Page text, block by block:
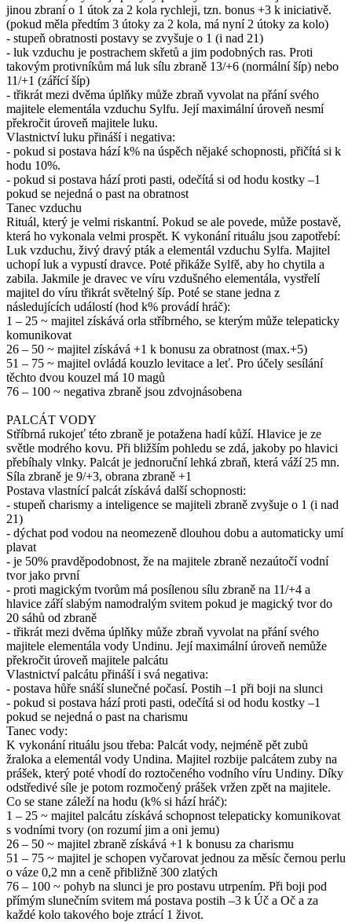
jinou zbraní o 1 útok za 2 kola rychleji, tzn. bonus +3 k iniciativě.
(pokud měla předtím 3 útoky za 2 kola, má nyní 2 útoky za kolo)
- stupeň obratnosti postavy se zvyšuje o 1 (i nad 21)
- luk vzduchu je postrachem skřetů a jim podobných ras. Proti
takovým protivníkům má luk sílu zbraně 13/+6 (normální šíp) nebo
11/+1 (zářící šíp)
- třikrát mezi dvěma úplňky může zbraň vyvolat na přání svého
majitele elementála vzduchu Sylfu. Její maximální úroveň nesmí
překročit úroveň majitele luku.
Vlastnictví luku přináší i negativa:
- pokud si postava hází k% na úspěch nějaké schopnosti, přičítá si k
hodu 10%.
- pokud si postava hází proti pasti, odečítá si od hodu kostky –1
pokud se nejedná o past na obratnost
Tanec vzduchu
Rituál, který je velmi riskantní. Pokud se ale povede, může postavě,
která ho vykonala velmi prospět. K vykonání rituálu jsou zapotřebí:
Luk vzduchu, živý dravý pták a elementál vzduchu Sylfa. Majitel
uchopí luk a vypustí dravce. Poté přikáže Sylfě, aby ho chytila a
zabila. Jakmile je dravec ve víru vzdušného elementála, vystřelí
majitel do víru třikrát světelný šíp. Poté se stane jedna z
následujících událostí (hod k% provádí hráč):
1 – 25 ~ majitel získává orla stříbrného, se kterým může telepaticky
komunikovat
26 – 50 ~ majitel získává +1 k bonusu za obratnost (max.+5)
51 – 75 ~ majitel ovládá kouzlo levitace a leť. Pro účely sesílání
těchto dvou kouzel má 10 magů
76 – 100 ~ negativa zbraně jsou zdvojnásobena
PALCÁT VODY
Stříbrná rukojeť této zbraně je potažena hadí kůží. Hlavice je ze
světle modrého kovu. Při bližším pohledu se zdá, jakoby po hlavici
přebíhaly vlnky. Palcát je jednoruční lehká zbraň, která váží 25 mn.
Síla zbraně je 9/+3, obrana zbraně +1
Postava vlastnící palcát získává další schopnosti:
- stupeň charismy a inteligence se majiteli zbraně zvyšuje o 1 (i nad
21)
- dýchat pod vodou na neomezeně dlouhou dobu a automaticky umí
plavat
- je 50% pravděpodobnost, že na majitele zbraně nezaútočí vodní
tvor jako první
- proti magickým tvorům má posílenou sílu zbraně na 11/+4 a
hlavice září slabým namodralým svitem pokud je magický tvor do
20 sáhů od zbraně
- třikrát mezi dvěma úplňky může zbraň vyvolat na přání svého
majitele elementála vody Undinu. Její maximální úroveň nemůže
překročit úroveň majitele palcátu
Vlastnictví palcátu přináší i svá negativa:
- postava hůře snáší slunečné počasí. Postih –1 při boji na slunci
- pokud si postava hází proti pasti, odečítá si od hodu kostky –1
pokud se nejedná o past na charismu
Tanec vody:
K vykonání rituálu jsou třeba: Palcát vody, nejméně pět zubů
žraloka a elementál vody Undina. Majitel rozbije palcátem zuby na
prášek, který poté vhodí do roztočeného vodního víru Undiny. Díky
odstředivé síle je potom rozmočený prášek vržen zpět na majitele.
Co se stane záleží na hodu (k% si hází hráč):
1 – 25 ~ majitel palcátu získává schopnost telepaticky komunikovat
s vodními tvory (on rozumí jim a oni jemu)
26 – 50 ~ majitel zbraně získává +1 k bonusu za charismu
51 – 75 ~ majitel je schopen vyčarovat jednou za měsíc černou perlu
o váze 0,2 mn a ceně přibližně 300 zlatých
76 – 100 ~ pohyb na slunci je pro postavu utrpením. Při boji pod
přímým slunečním svitem má postava postih –3 k Úč a Oč a za
každé kolo takového boje ztrácí 1 život.